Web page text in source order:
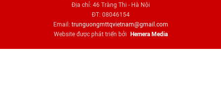
Địa chỉ: 46 Tràng Thi - Hà Nội
ĐT: 08046154
Email: trunguongmttqvietnam@gmail.com
Website được phát triển bởi
Hemera Media